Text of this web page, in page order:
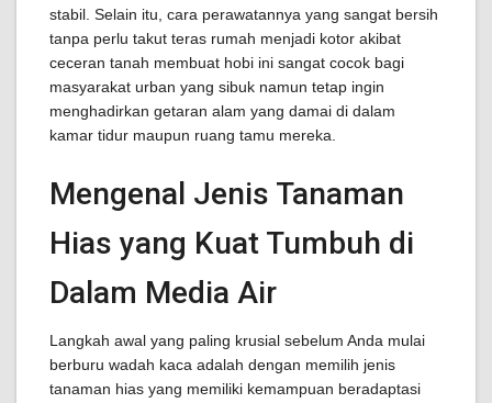
stabil. Selain itu, cara perawatannya yang sangat bersih
tanpa perlu takut teras rumah menjadi kotor akibat
ceceran tanah membuat hobi ini sangat cocok bagi
masyarakat urban yang sibuk namun tetap ingin
menghadirkan getaran alam yang damai di dalam
kamar tidur maupun ruang tamu mereka.
Mengenal Jenis Tanaman
Hias yang Kuat Tumbuh di
Dalam Media Air
Langkah awal yang paling krusial sebelum Anda mulai
berburu wadah kaca adalah dengan memilih jenis
tanaman hias yang memiliki kemampuan beradaptasi